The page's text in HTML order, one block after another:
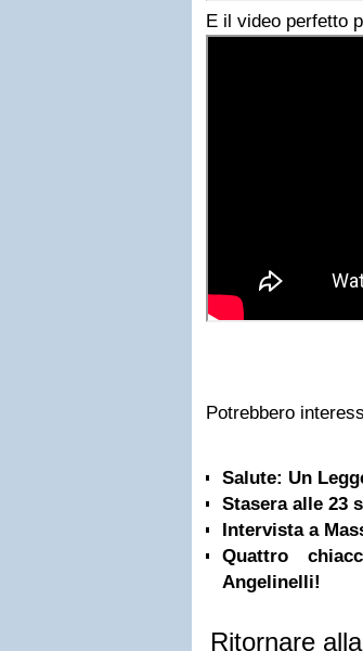
E il video perfetto
Potrebbero
Salute: Un
Stasera alle 23
Intervista a
Quattro
Angelinelli!
Ritornare